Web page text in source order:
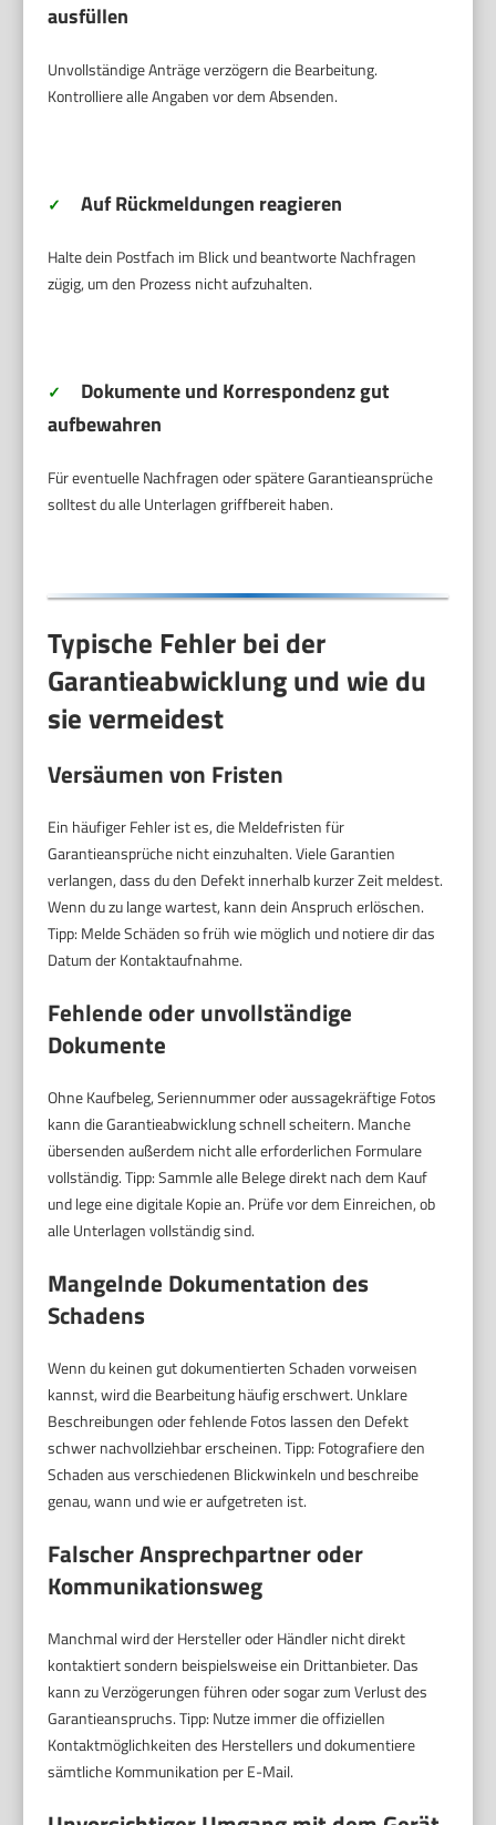
ausfüllen
Unvollständige Anträge verzögern die Bearbeitung.
Kontrolliere alle Angaben vor dem Absenden.
✓ Auf Rückmeldungen reagieren
Halte dein Postfach im Blick und beantworte Nachfragen
zügig, um den Prozess nicht aufzuhalten.
✓
Dokumente und Korrespondenz gut
aufbewahren
Für eventuelle Nachfragen oder spätere Garantieansprüche
solltest du alle Unterlagen griffbereit haben.
Typische Fehler bei der
Garantieabwicklung und wie du
sie vermeidest
Versäumen von Fristen
Ein häufiger Fehler ist es, die Meldefristen für
Garantieansprüche nicht einzuhalten. Viele Garantien
verlangen, dass du den Defekt innerhalb kurzer Zeit meldest.
Wenn du zu lange wartest, kann dein Anspruch erlöschen.
Tipp: Melde Schäden so früh wie möglich und notiere dir das
Datum der Kontaktaufnahme.
Fehlende oder unvollständige
Dokumente
Ohne Kaufbeleg, Seriennummer oder aussagekräftige Fotos
kann die Garantieabwicklung schnell scheitern. Manche
übersenden außerdem nicht alle erforderlichen Formulare
vollständig. Tipp: Sammle alle Belege direkt nach dem Kauf
und lege eine digitale Kopie an. Prüfe vor dem Einreichen, ob
alle Unterlagen vollständig sind.
Mangelnde Dokumentation des
Schadens
Wenn du keinen gut dokumentierten Schaden vorweisen
kannst, wird die Bearbeitung häufig erschwert. Unklare
Beschreibungen oder fehlende Fotos lassen den Defekt
schwer nachvollziehbar erscheinen. Tipp: Fotografiere den
Schaden aus verschiedenen Blickwinkeln und beschreibe
genau, wann und wie er aufgetreten ist.
Falscher Ansprechpartner oder
Kommunikationsweg
Manchmal wird der Hersteller oder Händler nicht direkt
kontaktiert sondern beispielsweise ein Drittanbieter. Das
kann zu Verzögerungen führen oder sogar zum Verlust des
Garantieanspruchs. Tipp: Nutze immer die offiziellen
Kontaktmöglichkeiten des Herstellers und dokumentiere
sämtliche Kommunikation per E-Mail.